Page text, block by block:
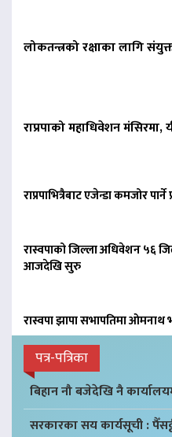
लोकतन्त्रको रक्षाका लागि
राप्रपाको महाधिवेशन
राप्रपाभित्रैबाट एजेन्डा कमजोर
रास्वपाको जिल्ला अधिवेशन ५६
आजदेखि सुरु
रास्वपा झापा सभापतिमा ओमनाथ
पत्र-पत्रिका
बिहान नौ बजेदेखि नै
सरकारका सय कार्यसूची :